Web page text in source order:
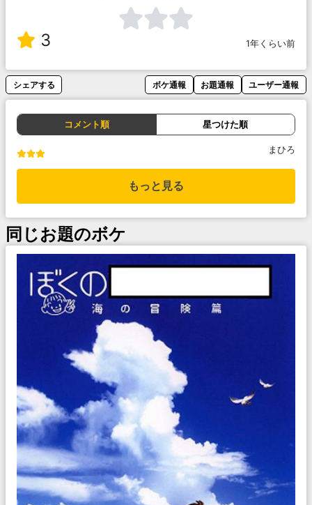
3 1年くらい前
シェアする ボケ通報 お題通報 ユーザー通報
コメント順 星つけた順
まひろ
もっと見る
同じお題のボケ